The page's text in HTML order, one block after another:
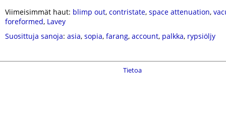
Viimeisimmät haut: blimp out, contristate, space attenuation,
foreformed, Lavey
Suosittuja sanoja: asia, sopia, farang, account, palkka, rypsiöljy
Tietoa